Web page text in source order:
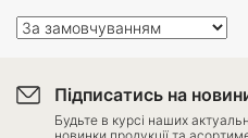
Підписатись на
Будьте в курсі наших